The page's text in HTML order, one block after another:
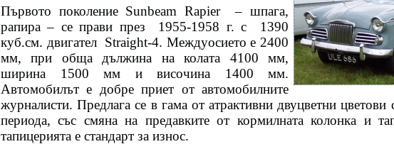
Първото поколение Sunbeam Rapier – шпага,
рапира – се прави през
1955-1958 г. с
1390
куб.см. двигател Straight-4. Междуосието е 2400
мм, при обща дължина на колата 4100 мм,
ширина 1500 мм и височина 1400 мм.
Автомобилът е добре приет от автомобилните
журналисти. Предлага се в гама от атрактивни двуцветни цветови
периода, със смяна на предавките от кормилната колонка и
тапицерията е стандарт за износ.